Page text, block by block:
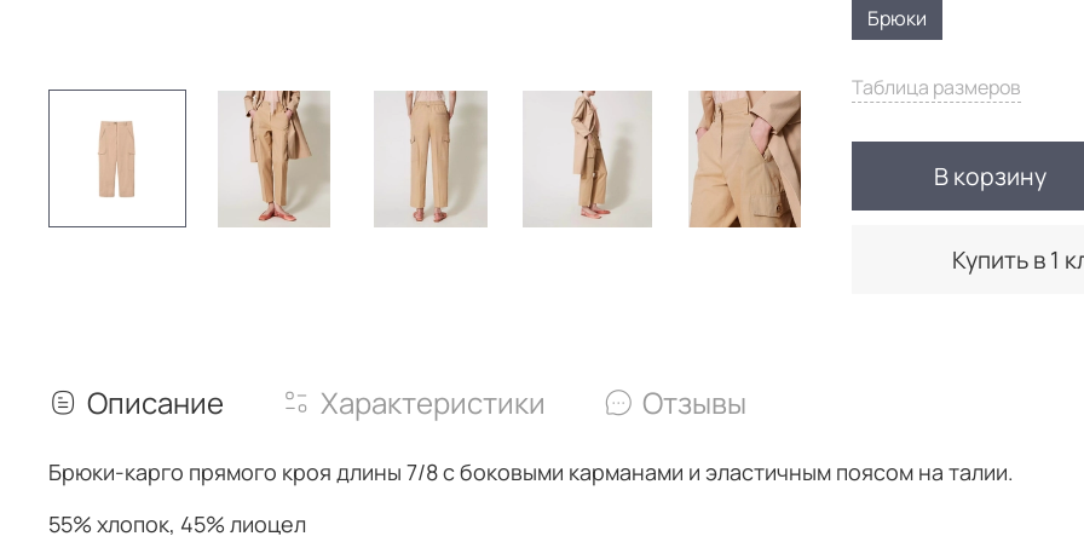
Таблица размеров
В корзину
Купить в 1
Брюки
Описание Характеристики Отзывы
Брюки-карго прямого кроя длины 7/8 с боковыми карманами и эластичным поясом на талии.
55% хлопок, 45% лиоцел